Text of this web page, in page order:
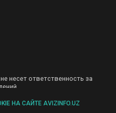
несет ответственность за
зарегистрированных
НА САЙТЕ AVIZINFO.UZ